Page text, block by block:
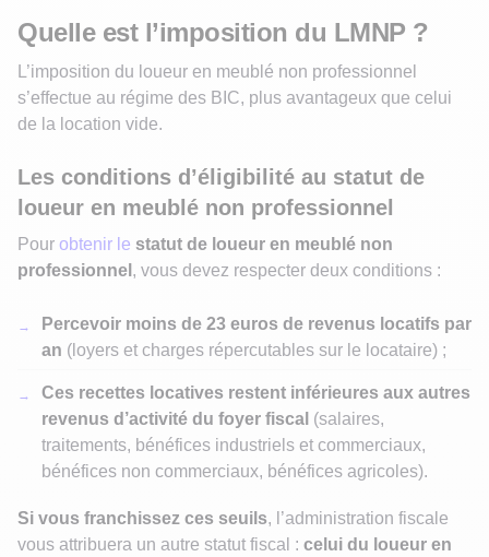
Quelle est l’imposition du LMNP ?
L’imposition du loueur en meublé non professionnel
s’effectue au régime des BIC, plus avantageux que celui
de la location vide.
Les conditions d’éligibilité au statut de
loueur en meublé non professionnel
Pour obtenir le statut de loueur en meublé non
professionnel , vous devez respecter deux conditions :
Percevoir moins de 23 euros de revenus locatifs par
an (loyers et charges répercutables sur le locataire) ;
Ces recettes locatives restent inférieures aux autres
revenus d’activité du foyer fiscal (salaires,
traitements, bénéfices industriels et commerciaux,
bénéfices non commerciaux, bénéfices agricoles).
Si vous franchissez ces seuils, l’administration fiscale
vous attribuera un autre statut fiscal : celui du loueur en